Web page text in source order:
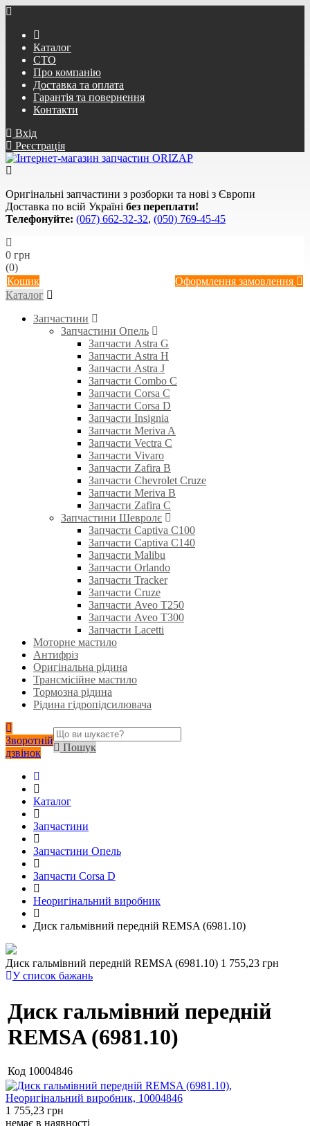
Каталог
СТО
Про компанію
Доставка та оплата
Гарантія та повернення
Контакти
Вхід
Реєстрація
Оригінальні запчастини з розборки та нові з Європи
Доставка по всій Україні без переплати!
Телефонуйте: (067) 662-32-32, (050) 769-45-45
0 грн
(0)
Кошик
Оформлення замовлення
Каталог
Запчастини
Запчастини Опель
Запчасти Astra G
Запчасти Astra H
Запчасти Astra J
Запчасти Combo C
Запчасти Corsa C
Запчасти Corsa D
Запчасти Insignia
Запчасти Meriva A
Запчасти Vectra C
Запчасти Vivaro
Запчасти Zafira B
Запчасти Chevrolet Cruze
Запчасти Meriva B
Запчасти Zafira C
Запчастини Шевролє
Запчасти Captiva C100
Запчасти Captiva C140
Запчасти Malibu
Запчасти Orlando
Запчасти Tracker
Запчасти Cruze
Запчасти Aveo T250
Запчасти Aveo T300
Запчасти Lacetti
Моторне мастило
Антифріз
Оригінальна рідина
Трансмісійне мастило
Тормозна рідина
Рідина гідропідсилювача
Зворотній
дзвінок
Пошук
Каталог
Запчастини
Запчастини Опель
Запчасти Corsa D
Неоригінальний виробник
Диск гальмівний передній REMSA (6981.10)
Диск гальмівний передній REMSA (6981.10) 1 755,23 грн
У список бажань
Диск гальмівний передній
REMSA (6981.10)
Код 10004846
1 755,23 грн
немає в наявності